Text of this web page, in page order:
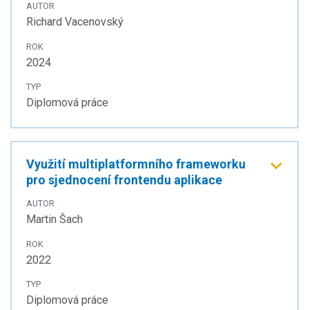
AUTOR
Richard Vacenovský
ROK
2024
TYP
Diplomová práce
Využití multiplatformního frameworku
pro sjednocení frontendu aplikace
AUTOR
Martin Šach
ROK
2022
TYP
Diplomová práce